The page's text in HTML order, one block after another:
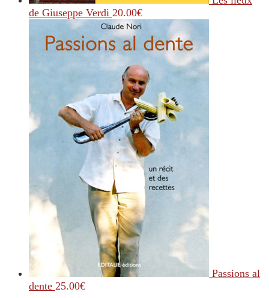
de Giuseppe Verdi 20.00€
Passions al
dente 25.00€